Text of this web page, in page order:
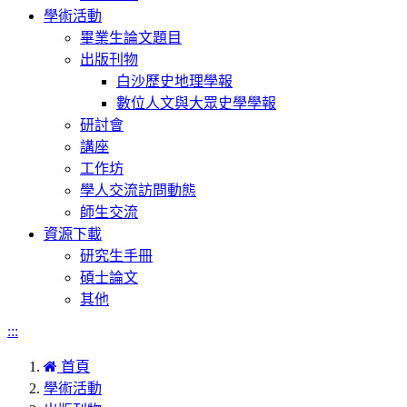
學術活動
畢業生論文題目
出版刊物
白沙歷史地理學報
數位人文與大眾史學學報
研討會
講座
工作坊
學人交流訪問動態
師生交流
資源下載
研究生手冊
碩士論文
其他
:::
首頁
學術活動